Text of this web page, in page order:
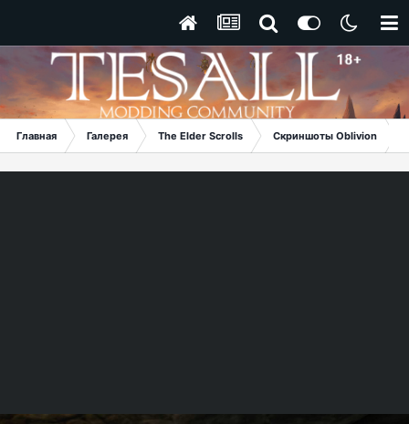
Главная Галерея The Elder Scrolls Скриншоты Oblivion